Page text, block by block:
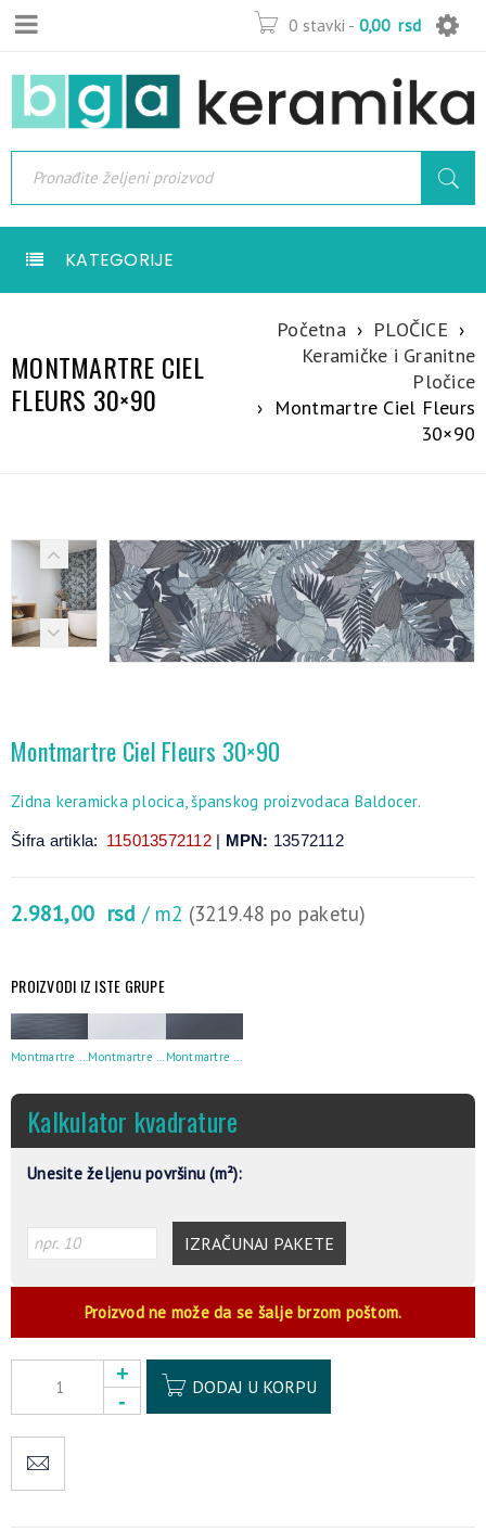
0 stavki - 0,00 rsd
KATEGORIJE
MONTMARTRE CIEL
FLEURS 30×90
Početna › PLOČICE ›
Keramičke i Granitne
Pločice
› Montmartre Ciel Fleurs
30×90
Montmartre Ciel Fleurs 30×90
Zidna keramicka plocica, španskog proizvodaca Baldocer.
Šifra artikla: 115013572112| MPN: 13572112
2.981,00 rsd / m2 (3219.48 po paketu)
PROIZVODI IZ ISTE GRUPE
Kalkulator kvadrature
Unesite željenu površinu (m²):
IZRAČUNAJ PAKETE
Proizvod ne može da se šalje brzom poštom.
DODAJ U KORPU